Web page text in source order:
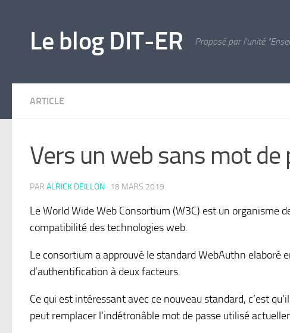
Le blog DIT-ER Proposé par l'unité
ARTICLE
Vers un web sans mot de
PAR ALRICK DEILLON · 18 MARS 2019
Le World Wide Web Consortium (W3C) est un organisme
compatibilité des technologies web.
Le consortium a approuvé le standard WebAuthn elaboré
d’authentification à deux facteurs.
Ce qui est intéressant avec ce nouveau standard, c’est
peut remplacer l’indétronâble mot de passe utilisé